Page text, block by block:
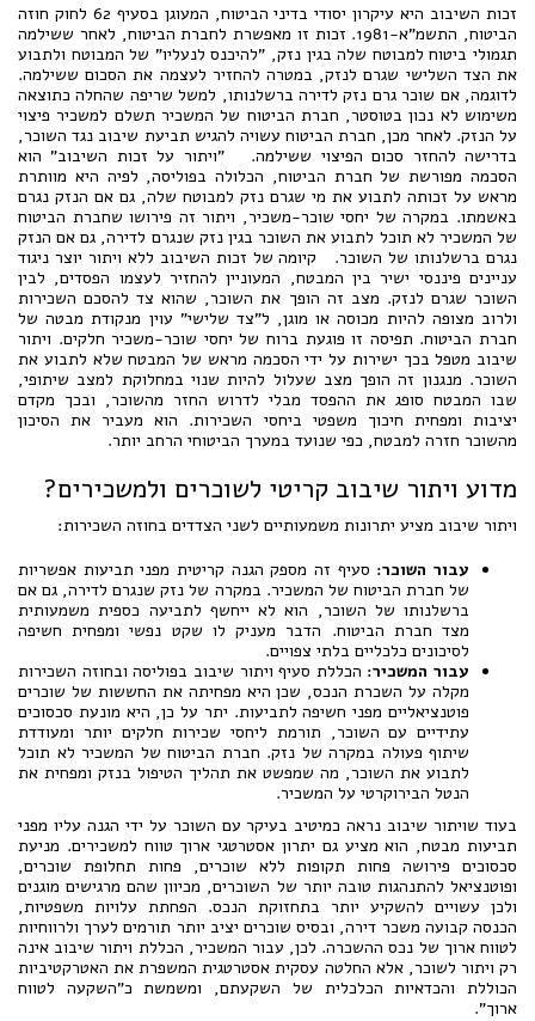
זכות השיבוב היא עיקרון יסודי בדיני הביטוח, המעוגן בסעיף 62 לחוק חוזה
הביטוח, התשמ"א-1981. זכות זו מאפשרת לחברת הביטוח, לאחר ששילמה
תגמולי ביטוח למבוטח שלה בגין נזק, "להיכנס לנעליו" של המבוטח ולתבוע
את הצד השלישי שגרם לנזק, במטרה להחזיר לעצמה את הסכום ששילמה.
לדוגמה, אם שוכר גרם נזק לדירה ברשלנותו, למשל שריפה שהחלה כתוצאה
משימוש לא נכון בטוסטר, חברת הביטוח של המשכיר תשלם למשכיר פיצוי
על הנזק. לאחר מכן, חברת הביטוח עשויה להגיש תביעת שיבוב נגד השוכר,
בדרישה להחזר סכום הפיצוי ששילמה. "ויתור על זכות השיבוב" הוא
הסכמה מפורשת של חברת הביטוח, הכלולה בפוליסה, לפיה היא מוותרת
מראש על זכותה לתבוע את מי שגרם נזק למבוטח שלה, גם אם הנזק נגרם
באשמתו. במקרה של יחסי שוכר-משכיר, ויתור זה פירושו שחברת הביטוח
של המשכיר לא תוכל לתבוע את השוכר בגין נזק שנגרם לדירה, גם אם הנזק
נגרם ברשלנותו של השוכר. קיומה של זכות השיבוב ללא ויתור יוצר ניגוד
עניינים פיננסי ישיר בין המבטח, המעוניין להחזיר לעצמו הפסדים, לבין
השוכר שגרם לנזק. מצב זה הופך את השוכר, שהוא צד להסכם השכירות
ולרוב מצופה להיות מכוסה או מוגן, ל"צד שלישי" עוין מנקודת מבטה של
חברת הביטוח. תפיסה זו פוגעת ברוח של יחסי שוכר-משכיר חלקים. ויתור
שיבוב מטפל בכך ישירות על ידי הסכמה מראש של המבטח שלא לתבוע את
השוכר. מנגנון זה הופך מצב שעלול להיות שנוי במחלוקת למצב שיתופי,
שבו המבטח סופג את ההפסד מבלי לדרוש החזר מהשוכר, ובכך מקדם
יציבות ומפחית חיכוך משפטי ביחסי השכירות. הוא מעביר את הסיכון
מהשוכר חזרה למבטח, כפי שנועד במערך הביטוחי הרחב יותר.
מדוע ויתור שיבוב קריטי לשוכרים ולמשכירים?
ויתור שיבוב מציע יתרונות משמעותיים לשני הצדדים בחוזה השכירות:
עבור השוכר: סעיף זה מספק הגנה קריטית מפני תביעות אפשריות
של חברת הביטוח של המשכיר. במקרה של נזק שנגרם לדירה, גם אם
ברשלנותו של השוכר, הוא לא ייחשף לתביעה כספית משמעותית
מצד חברת הביטוח. הדבר מעניק לו שקט נפשי ומפחית חשיפה
לסיכונים כלכליים בלתי צפויים.
עבור המשכיר: הכללת סעיף ויתור שיבוב בפוליסה ובחוזה השכירות
מקלה על השכרת הנכס, שכן היא מפחיתה את החששות של שוכרים
פוטנציאליים מפני חשיפה לתביעות. יתר על כן, היא מונעת סכסוכים
עתידיים עם השוכר, תורמת ליחסי שכירות חלקים יותר ומעודדת
שיתוף פעולה במקרה של נזק. חברת הביטוח של המשכיר לא תוכל
לתבוע את השוכר, מה שמפשט את תהליך הטיפול בנזק ומפחית את
הנטל הבירוקרטי על המשכיר.
בעוד שויתור שיבוב נראה כמיטיב בעיקר עם השוכר על ידי הגנה עליו מפני
תביעות מבטח, הוא מציע גם יתרון אסטרטגי ארוך טווח למשכירים. מניעת
סכסוכים פירושה פחות תקופות ללא שוכרים, פחות תחלופת שוכרים,
ופוטנציאל להתנהגות טובה יותר של השוכרים, מכיוון שהם מרגישים מוגנים
ולכן עשויים להשקיע יותר בתחזוקת הנכס. הפחתת עלויות משפטיות,
הכנסה קבועה משכר דירה, ובסיס שוכרים יציב יותר תורמים לערך ולרווחיות
לטווח ארוך של נכס ההשכרה. לכן, עבור המשכיר, הכללת ויתור שיבוב אינה
רק ויתור לשוכר, אלא החלטה עסקית אסטרטגית המשפרת את האטרקטיביות
הכוללת והכדאיות הכלכלית של השקעתם, ומשמשת כ"השקעה לטווח
ארוך".